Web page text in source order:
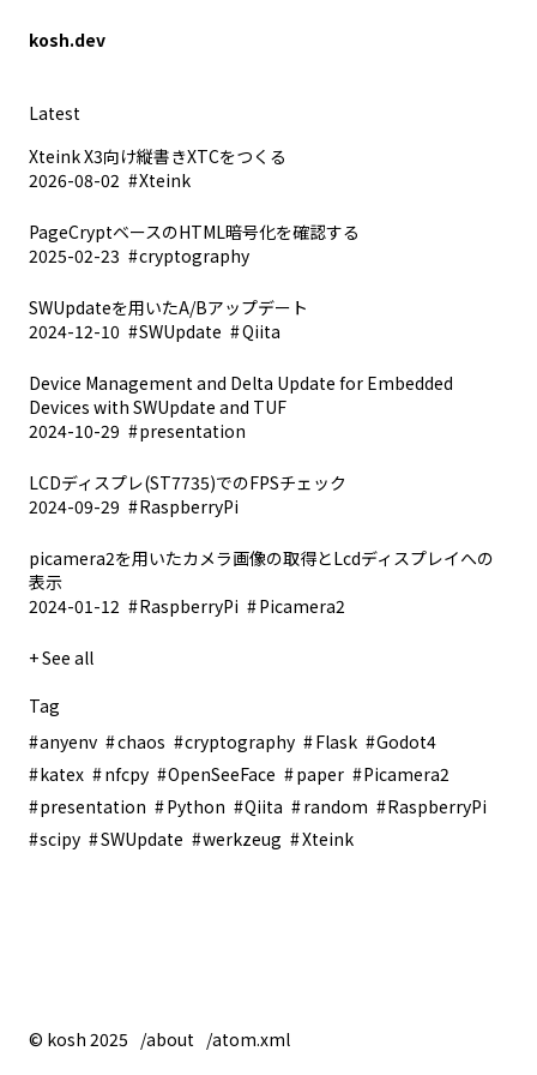
kosh.dev
Latest
Xteink X3向け縦書きXTCをつくる
2026-08-02
Xteink
PageCryptベースのHTML暗号化を確認する
2025-02-23
cryptography
SWUpdateを用いたA/Bアップデート
2024-12-10
SWUpdate Qiita
Device Management and Delta Update for Embedded
Devices with SWUpdate and TUF
2024-10-29
presentation
LCDディスプレ(ST7735)でのFPSチェック
2024-09-29
RaspberryPi
picamera2を用いたカメラ画像の取得とLcdディスプレイへの
表示
2024-01-12
RaspberryPi Picamera2
+ See all
Tag
anyenv
chaos cryptography Flask
Godot4
katex
nfcpy OpenSeeFace paper
Picamera2
presentation
Python Qiita random
RaspberryPi
scipy
SWUpdate werkzeug Xteink
© kosh 2025 /about /atom.xml